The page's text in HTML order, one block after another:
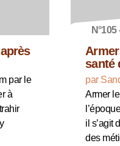
par le
à
santé
par
Armer
il s’agit
des